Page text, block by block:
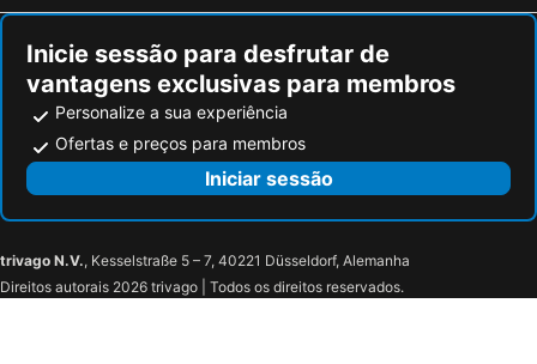
Inicie sessão para desfrutar de
vantagens exclusivas para membros
Personalize a sua experiência
Ofertas e preços para membros
Iniciar sessão
trivago N.V., Kesselstraße 5 – 7, 40221 Düsseldorf, Alemanha
Direitos autorais 2026 trivago | Todos os direitos reservados.